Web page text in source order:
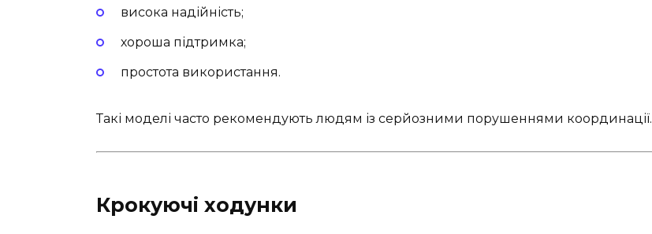
висока надійність;
хороша підтримка;
простота використання.
Такі моделі часто рекомендують людям із серйозними порушеннями координації.
Крокуючі ходунки